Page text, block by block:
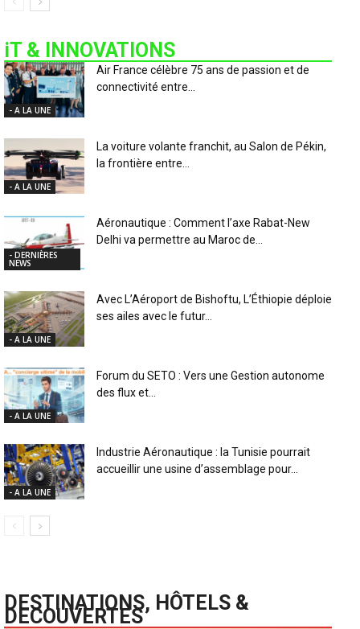
iT & INNOVATIONS
- A LA UNE
Air France célèbre 75 ans de passion et de
connectivité entre...
- A LA UNE
La voiture volante franchit, au Salon de Pékin,
la frontière entre...
- DERNIÈRES
NEWS
Aéronautique : Comment l’axe Rabat-New
Delhi va permettre au Maroc de...
- A LA UNE
Avec L’Aéroport de Bishoftu, L’Éthiopie déploie
ses ailes avec le futur...
- A LA UNE
Forum du SETO : Vers une Gestion autonome
des flux et...
- A LA UNE
Industrie Aéronautique : la Tunisie pourrait
accueillir une usine d’assemblage pour...
DESTINATIONS, HÔTELS &
DECOUVERTES